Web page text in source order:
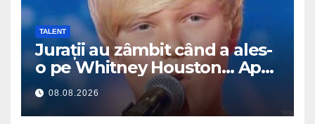
TALENT
Jurații au zâmbit când a ales-
o pe Whitney Houston… Apoi
a început să cânte
08.08.2026